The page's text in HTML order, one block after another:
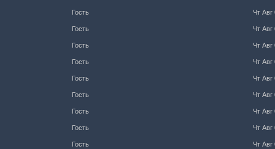
Гость Чт Авг
Гость Чт Авг
Гость Чт Авг
Гость Чт Авг
Гость Чт Авг
Гость Чт Авг
Гость Чт Авг
Гость Чт Авг
Гость Чт Авг